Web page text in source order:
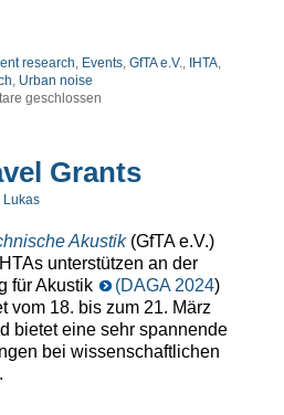
research Events ,GfTA e.V. IHTA
Urban noise
geschlossen
Grants
Lukas
Akustik(GfTA e.V.)
unterstützen an der
für Akustik
(DAGA 2024)
vom 18. bis zum 21. März
bietet eine sehr spannende
bei wissenschaftlichen